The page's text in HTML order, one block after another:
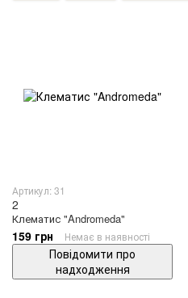
Артикул: 31
2
Клематис "Andromeda"
159 грн Немає в наявності
Повідомити про
надходження